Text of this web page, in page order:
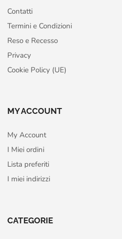
Contatti
Termini e Condizioni
Reso e Recesso
Privacy
Cookie Policy (UE)
MY ACCOUNT
My Account
I Miei ordini
Lista preferiti
I miei indirizzi
CATEGORIE